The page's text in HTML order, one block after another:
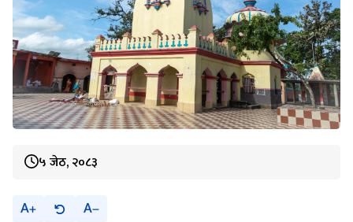
५ जेठ, २०८३
A A